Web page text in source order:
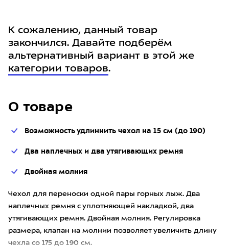
О товаре
Возможность удлиннить чехол на 15 см (до 190)
Два наплечных и два утягивающих ремня
Двойная молния
Чехол для переноски одной пары горных лыж. Два
наплечных ремня с уплотняющей накладкой, два
утягивающих ремня. Двойная молния. Регулировка
размера, клапан на молнии позволяет увеличить длину
чехла со 175 до 190 см.
К сожалению, данный товар
закончился. Давайте подберём
альтернативный вариант в этой же
категории товаров.